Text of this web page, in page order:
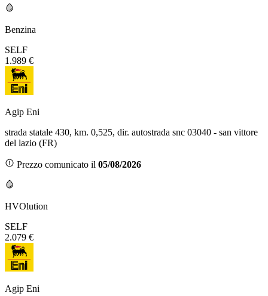
Benzina
SELF
1.989 €
Agip Eni
strada statale 430, km. 0,525, dir. autostrada snc 03040 - san vittore
del lazio (FR)
Prezzo comunicato il 05/08/2026
HVOlution
SELF
2.079 €
Agip Eni